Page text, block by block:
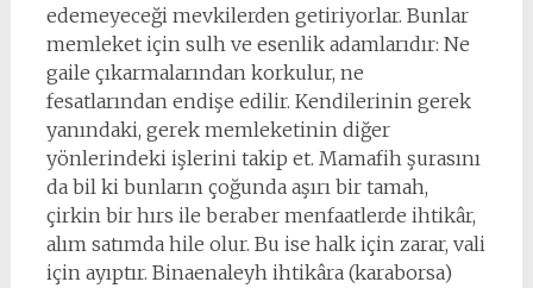
edemeyeceği mevkilerden getiriyorlar. Bunlar
memleket için sulh ve esenlik adamlarıdır: Ne
gaile çıkarmalarından korkulur, ne
fesatlarından endişe edilir. Kendilerinin gerek
yanındaki, gerek memleketinin diğer
yönlerindeki işlerini takip et. Mamafih şurasını
da bil ki bunların çoğunda aşırı bir tamah,
çirkin bir hırs ile beraber menfaatlerde ihtikâr,
alım satımda hile olur. Bu ise halk için zarar, vali
için ayıptır. Binaenaleyh ihtikâra (karaborsa)